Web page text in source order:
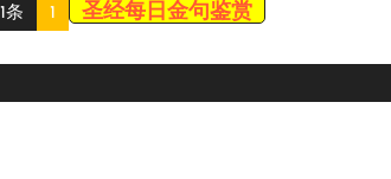
1条 1 圣经每日金句鉴赏